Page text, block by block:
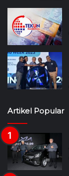
Artikel Popular